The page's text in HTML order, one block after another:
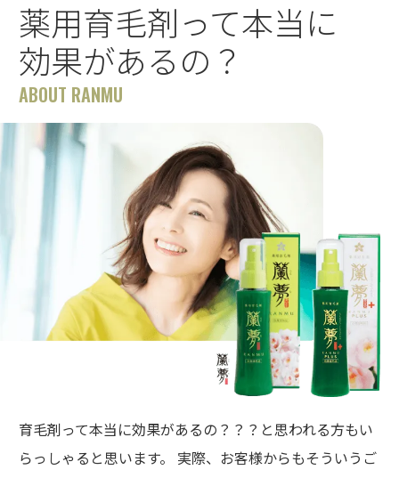
薬用育毛剤って本当に
効果があるの？
ABOUT RANMU
育毛剤って本当に効果があるの？？？と思われる方もい
らっしゃると思います。 実際、お客様からもそういうご